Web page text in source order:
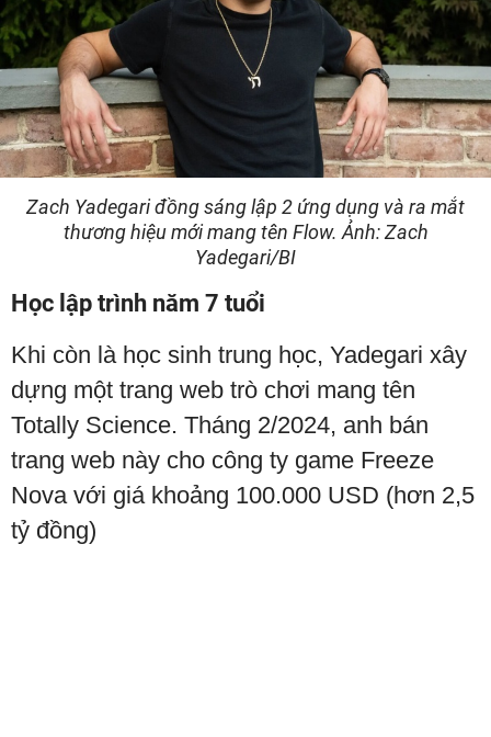
Zach Yadegari đồng sáng lập 2 ứng dụng và ra mắt
thương hiệu mới mang tên Flow. Ảnh: Zach
Yadegari/BI
Học lập trình năm 7 tuổi
Khi còn là học sinh trung học, Yadegari xây
dựng một trang web trò chơi mang tên
Totally Science. Tháng 2/2024, anh bán
trang web này cho công ty game Freeze
Nova với giá khoảng 100.000 USD (hơn 2,5
tỷ đồng)